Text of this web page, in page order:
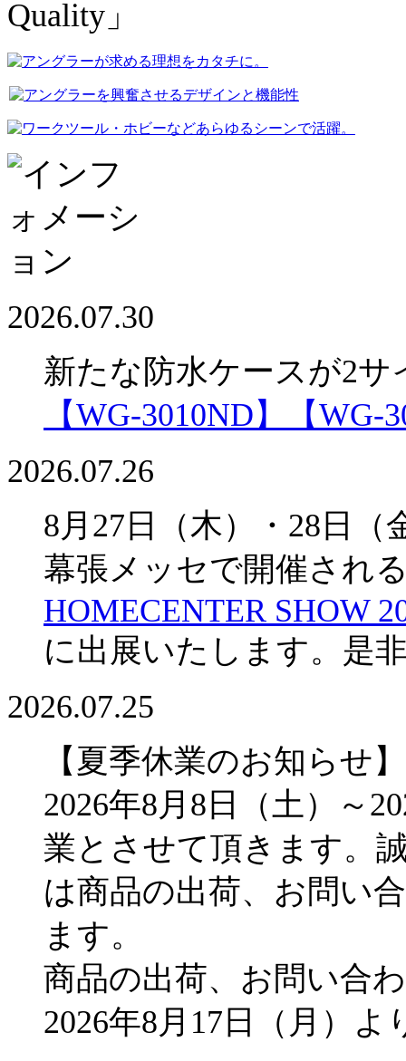
2026.07.30
新たな防水ケースが2サ
【WG-3010ND】
【WG-
2026.07.26
8月27日（木）・28日（
幕張メッセで開催され
HOMECENTER SHOW
に出展いたします。是
2026.07.25
【夏季休業のお知らせ】
2026年8月8日（土）～
業とさせて頂きます。
は商品の出荷、お問い
ます。
商品の出荷、お問い合
2026年8月17日（月）